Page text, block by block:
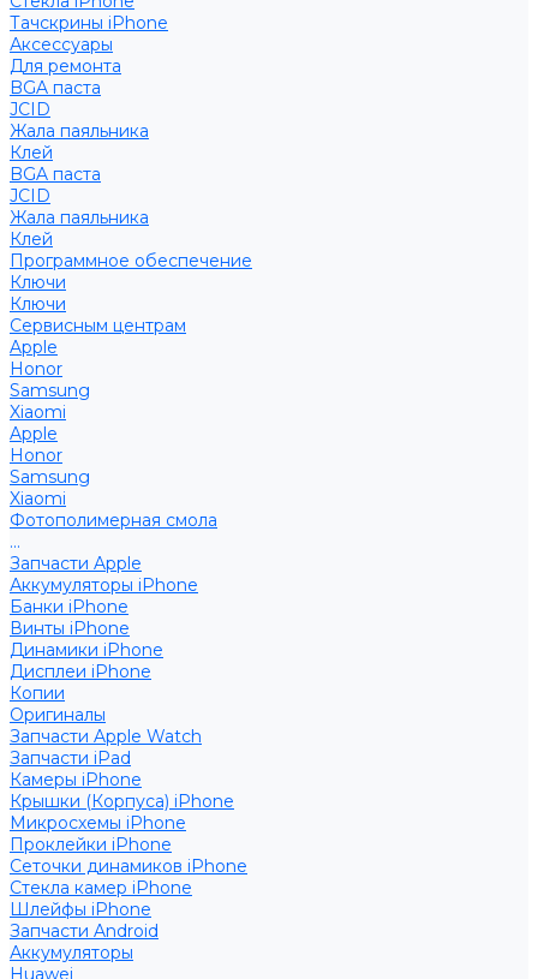
Тачскрины iPhone
Аксессуары
Для ремонта
BGA паста
JCID
Жала паяльника
Клей
BGA паста
JCID
Жала паяльника
Клей
Программное обеспечение
Ключи
Ключи
Сервисным центрам
Apple
Honor
Samsung
Xiaomi
Apple
Honor
Samsung
Xiaomi
Фотополимерная смола
...
Запчасти Apple
Аккумуляторы iPhone
Банки iPhone
Винты iPhone
Динамики iPhone
Дисплеи iPhone
Копии
Оригиналы
Запчасти Apple Watch
Запчасти iPad
Камеры iPhone
Крышки (Корпуса) iPhone
Микросхемы iPhone
Проклейки iPhone
Сеточки динамиков iPhone
Стекла камер iPhone
Шлейфы iPhone
Запчасти Android
Аккумуляторы
Huawei